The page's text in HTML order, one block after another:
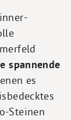
spannende
es
Steinen